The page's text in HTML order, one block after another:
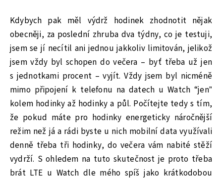
Kdybych pak měl výdrž hodinek zhodnotit nějak
obecněji, za poslední zhruba dva týdny, co je testuji,
jsem se jí necítil ani jednou jakkoliv limitován, jelikož
jsem vždy byl schopen do večera – byť třeba už jen
s jednotkami procent – vyjít. Vždy jsem byl nicméně
mimo připojení k telefonu na datech u Watch “jen”
kolem hodinky až hodinky a půl. Počítejte tedy s tím,
že pokud máte pro hodinky energeticky náročnější
režim než já a rádi byste u nich mobilní data využívali
denně třeba tři hodinky, do večera vám nabité stěží
vydrží. S ohledem na tuto skutečnost je proto třeba
brát LTE u Watch dle mého spíš jako krátkodobou